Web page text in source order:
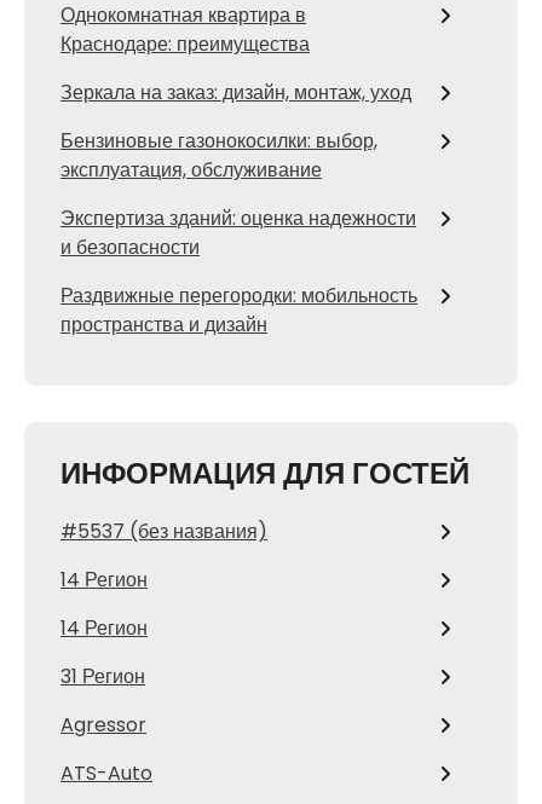
Однокомнатная квартира в
Краснодаре: преимущества
Зеркала на заказ: дизайн, монтаж, уход
Бензиновые газонокосилки: выбор,
эксплуатация, обслуживание
Экспертиза зданий: оценка надежности
и безопасности
Раздвижные перегородки: мобильность
пространства и дизайн
ИНФОРМАЦИЯ ДЛЯ ГОСТЕЙ
#5537 (без названия)
14 Регион
14 Регион
31 Регион
Agressor
ATS-Auto